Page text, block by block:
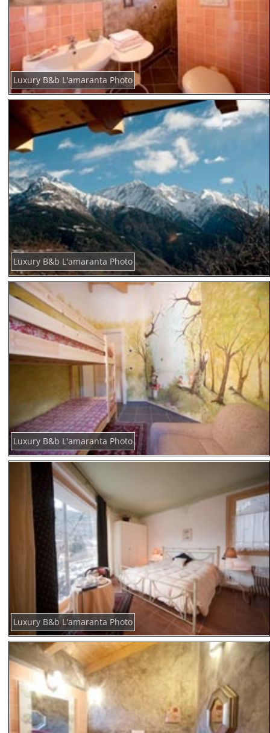
Luxury B&b L'amaranta Photo
Luxury B&b L'amaranta Photo
Luxury B&b L'amaranta Photo
Luxury B&b L'amaranta Photo